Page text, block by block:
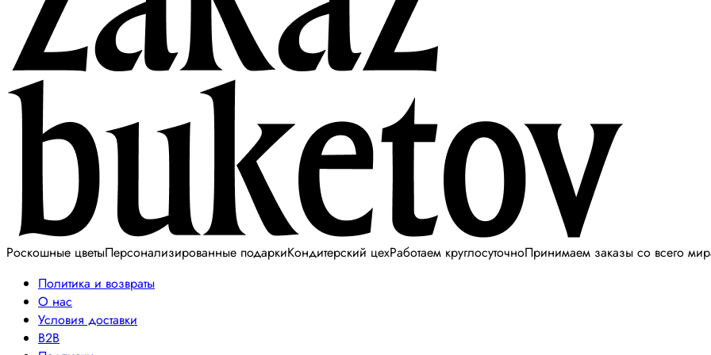
Роскошные цветыПерсонализированные подаркиКондитерский цехРаботаем круглосуточноПринимаем заказы со всего
Политика и возвраты
О нас
Условия доставки
B2B